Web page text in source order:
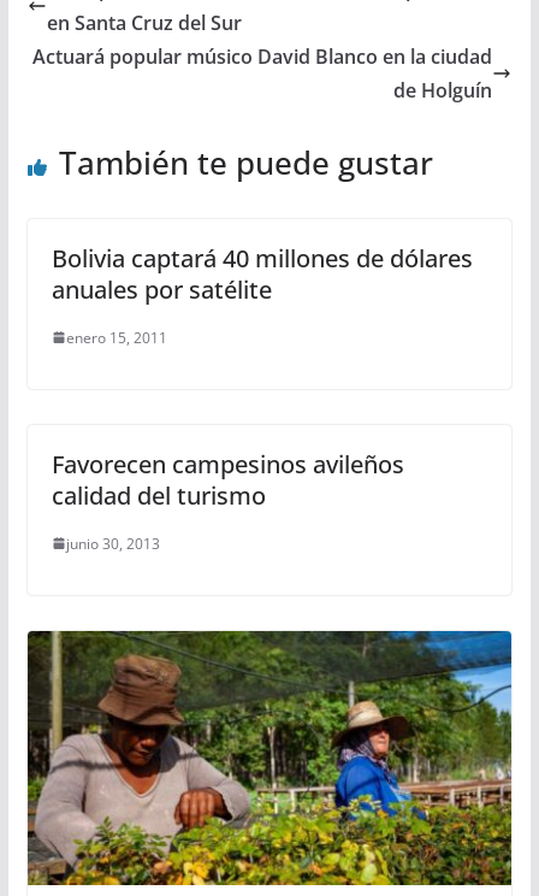
en Santa Cruz del Sur
Actuará popular músico David Blanco en la ciudad
de Holguín
También te puede gustar
Bolivia captará 40 millones de dólares
anuales por satélite
enero 15, 2011
Favorecen campesinos avileños
calidad del turismo
junio 30, 2013